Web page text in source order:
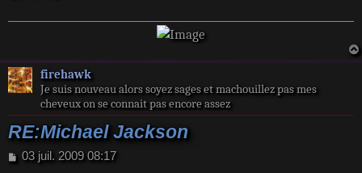
firehawk
Je suis nouveau alors soyez sages et machouillez pas mes
cheveux on se connait pas encore assez
RE:Michael Jackson
M
03 juil. 2009 08:17